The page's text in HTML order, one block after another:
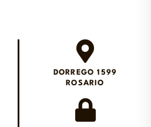
el día en
un WhatsApp
DORREGO 1599
ROSARIO